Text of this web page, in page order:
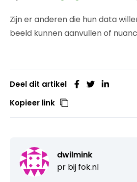
Zijn er anderen die hun data
beeld kunnen aanvullen of
Deel dit artikel
Kopieer link
dwilmink
pr bij fok.nl